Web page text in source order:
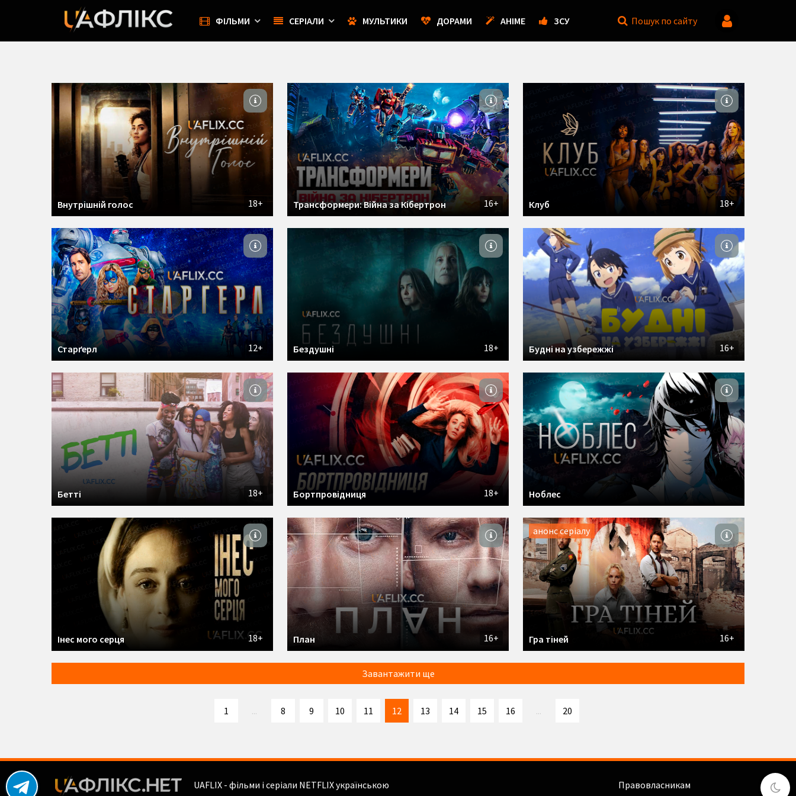
ФІЛЬМИ СЕРІАЛИ МУЛЬТИКИ ДОРАМИ АНІМЕ ЗСУ Пошук по сайту
18+
Внутрішній голос 16+
Трансформери: Війна за Кібертрон 18+
Клуб
12+
Старґерл 18+
Бездушні 16+
Будні на узбережжі
18+
Бетті 18+
Бортпровідниця Ноблес
18+
Інес мого серця 16+
План
анонс серіалу
16+
Гра тіней
Завантажити ще
1 ... 8 9 10 11 12 13 14 15 16 ... 20
UAFLIX - фільми і серіали NETFLIX українською Правовласникам